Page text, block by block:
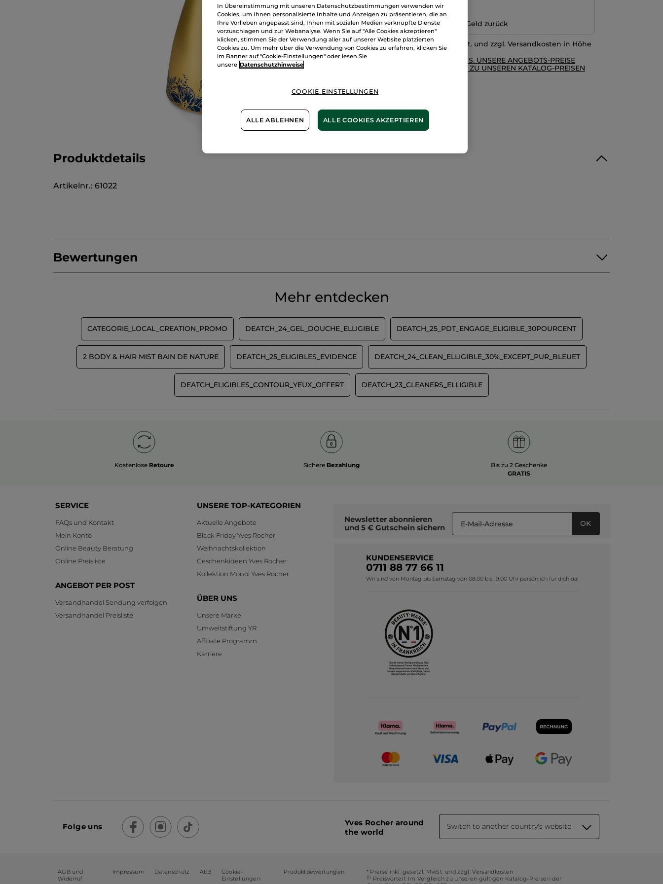
Sichere Zahlung
100 % zufrieden oder Geld zurück
Preisangaben inkl. MwSt. und zzgl. Versandkosten in Höhe
von 3,99 €.
ES GELTEN UNSERE AGBS. UNSERE ANGEBOTS-PREISE
WERDEN IM VERGLEICH ZU UNSEREN KATALOG-PREISEN
Produktdetails
Artikelnr.: 61022
Bewertungen
BEWERTUNG VERFASSEN
Mehr entdecken
CATEGORIE_LOCAL_CREATION_PROMO DEATCH_24_GEL_DOUCHE_ELLIGIBLE DEATCH_25_PDT_ENGAGE_ELIGIBLE_30POURCENT
2 BODY & HAIR MIST BAIN DE NATURE DEATCH_25_ELIGIBLES_EVIDENCE DEATCH_24_CLEAN_ELLIGIBLE_30%_EXCEPT_PUR_BLEUET
DEATCH_ELIGIBLES_CONTOUR_YEUX_OFFERT DEATCH_23_CLEANERS_ELLIGIBLE
Kostenlose Retoure Sichere Bezahlung
Bis zu 2 Geschenke
GRATIS
SERVICE
FAQs und Kontakt
Mein Konto
Online Beauty Beratung
Online Preisliste
ANGEBOT PER POST
Versandhandel Sendung verfolgen
Versandhandel Preisliste
UNSERE TOP-KATEGORIEN
Aktuelle Angebote
Black Friday Yves Rocher
Weihnachtskollektion
Geschenkideen Yves Rocher
Kollektion Monoi Yves Rocher
ÜBER UNS
Unsere Marke
Umweltstiftung YR
Affiliate Programm
Karriere
Newsletter abonnieren
und 5 € Gutschein sichern OK
KUNDENSERVICE
0711 88 77 66 11
Wir sind von Montag bis Samstag von 08.00 bis 19.00 Uhr persönlich für dich da!
Folge uns
Yves Rocher around
the world
Switch to another country's website
AGB und
Widerruf
Impressum Datenschutz AEB
Cookie-
Einstellungen
Produktbewertungen * Preise inkl. gesetzl. MwSt. und zzgl. Versandkosten
(1) Preisvorteil: Im Vergleich zu unseren gültigen Katalog-Preisen der
In Übereinstimmung mit unseren Datenschutzbestimmungen verwenden wir
Cookies, um Ihnen personalisierte Inhalte und Anzeigen zu präsentieren, die an
Ihre Vorlieben angepasst sind, Ihnen mit sozialen Medien verknüpfte Dienste
vorzuschlagen und zur Webanalyse. Wenn Sie auf "Alle Cookies akzeptieren"
klicken, stimmen Sie der Verwendung aller auf unserer Website platzierten
Cookies zu. Um mehr über die Verwendung von Cookies zu erfahren, klicken Sie
im Banner auf "Cookie-Einstellungen" oder lesen Sie
unsere Datenschutzhinweise
COOKIE-EINSTELLUNGEN
ALLE ABLEHNEN ALLE COOKIES AKZEPTIEREN